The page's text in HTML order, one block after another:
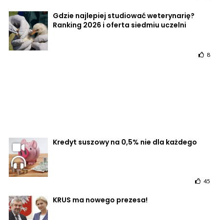
Gdzie najlepiej studiować weterynarię?
Ranking 2026 i oferta siedmiu uczelni
8
Kredyt suszowy na 0,5% nie dla każdego
45
KRUS ma nowego prezesa!